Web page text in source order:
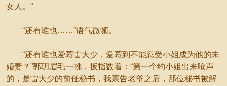
女人。”
“还有谁也……”语气微顿。
“还有谁也爱慕雷大少，爱慕到不能忍受小姐成为他的未
婚妻？”郭玥眉毛一挑，扳指数着：“第一个约小姐出来呛声
的，是雷大少的前任秘书，我禀告老爷之后，那位秘书被解